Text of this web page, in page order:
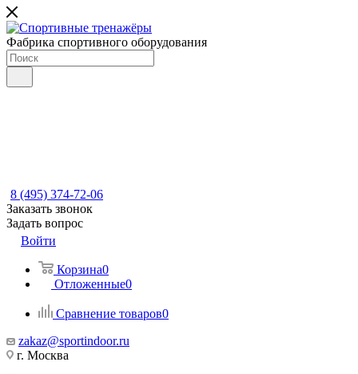
Фабрика спортивного оборудования
8 (495) 374-72-06
Заказать звонок
Задать вопрос
Войти
Корзина0
Отложенные0
Сравнение товаров0
zakaz@sportindoor.ru
г. Москва